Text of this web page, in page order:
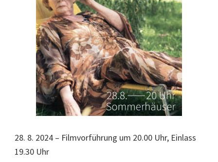
28. 8. 2024 – Filmvorführung um 20.00 Uhr, Einlass
19.30 Uhr